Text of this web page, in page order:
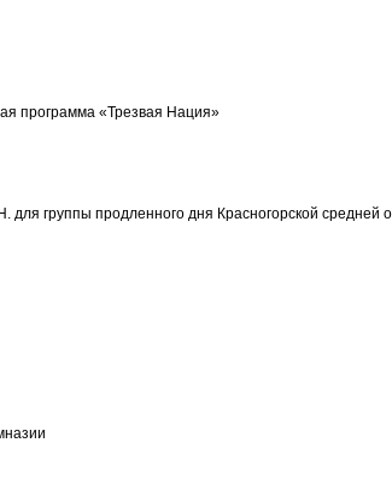
программа «Трезвая Нация»
группы продленного дня Красногорской